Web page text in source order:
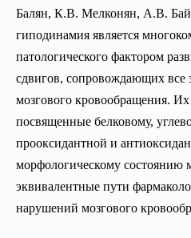
Балян, К.В. Мелконян, А.В.
гиподинамия является
патологического фактором
сдвигов, сопровождающих все
мозгового кровообращения. Их
посвященные белковому,
прооксидантной и
морфологическому состоянию
эквивалентные пути
нарушений мозгового